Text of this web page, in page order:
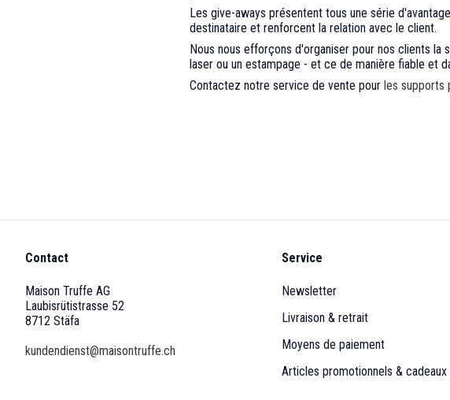
Les give-aways présentent tous une série
destinataire et renforcent la relation avec le client.
Nous nous efforçons d'organiser pour nos clients la
laser ou un estampage - et ce de manière fiable et
Contactez notre service de vente pour les supports
Contact
Maison Truffe AG
Laubisrütistrasse 52
8712 Stäfa
kundendienst@maisontruffe.ch
Service
Newsletter
Livraison & retrait
Moyens de paiement
Articles promotionnels & cadeaux